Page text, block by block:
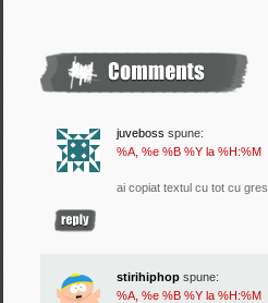
juveboss spune:
%A, %e %B %Y la %H:%M
ai copiat textul cu tot cu
stirihiphop spune:
%A, %e %B %Y la %H:%M